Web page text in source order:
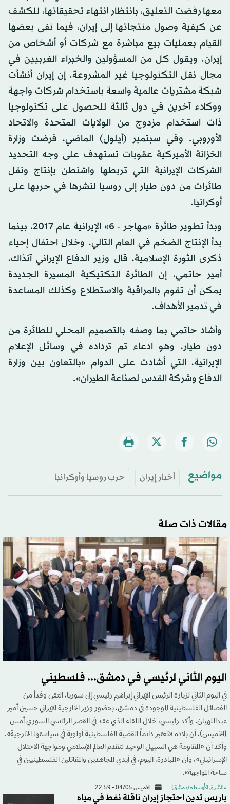
معها رفضت التعليق، بانتظار انتهاء تحقيقاتها، للكشف
عن كيفية وصول منتجاتها إلى إيران، فيما نفى بعضها
القيام بعمليات بيع مباشرة مع شركات أو أشخاص من
إيران. ويقول كل من المسؤولين والخبراء الغربيين في
مجال نقل التكنولوجيا غير المشروعة، إن إيران أنشأت
شبكة مشتريات عالمية واسعة باستخدام شركات واجهة
ووكلاء آخرين في دول ثالثة للحصول على تكنولوجيا
ذات استخدام مزدوج من الولايات المتحدة والاتحاد
الأوروبي. وفي سبتمبر (أيلول) الماضي، فرضت وزارة
الخزانة الأميركية عقوبات تستهدف على وجه التحديد
الشركات الإيرانية التي تربطها واشنطن بإنتاج ونقل
طائرات من دون طيار إلى روسيا لنشرها في حربها على
أوكرانيا.
وبدأ تطوير طائرة «مهاجر - 6» الإيرانية عام 2017، بينما
بدأ الإنتاج الضخم في العام التالي. وخلال احتفال إحياء
ذكرى الثورة الإسلامية، قال وزير الدفاع الإيراني آنذاك،
أمير حاتمي، إن الطائرة التكتيكية المسيرة الجديدة
يمكن أن تقوم بالمراقبة والاستطلاع وكذلك المساعدة
في تدمير الأهداف.
وأشاد حاتمي بما وصفه بالتصميم المحلي للطائرة من
دون طيار، وهو ادعاء تم ترداده في وسائل الإعلام
الإيرانية، التي أشادت على الدوام «بالتعاون بين وزارة
الدفاع وشركة القدس لصناعة الطيران».
مواضيع أخبار إيران حرب روسيا وأوكرانيا
مقالات ذات صلة
اليوم الثاني لرئيسي في دمشق... فلسطيني
في اليوم الثاني لزيارة الرئيس الإيراني إبراهيم رئيسي إلى سوريا، التقى وفداً من
الفصائل الفلسطينية الموجودة في دمشق، بحضور وزير الخارجية الإيراني حسين أمير
عبداللهيان. وأكد رئيسي، خلال اللقاء الذي عقد في القصر الرئاسي السوري أمس
(الخميس)، أن بلاده «تعتبر دائماً القضية الفلسطينية أولوية في سياستها الخارجية».
وأكد أن «المقاومة هي السبيل الوحيد لتقدم العالم الإسلامي ومواجهة الاحتلال
الإسرائيلي»، وأن «المبادرة، اليوم، في أيدي المجاهدين والمقاتلين الفلسطينيين في
ساحة المواجهة».
«الشرق الأوسط» (دمشق) الخميس 04/05 - 22:59
باريس تدين احتجاز إيران ناقلة نفط في مياه